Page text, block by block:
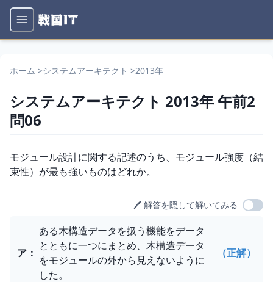
ホーム >システムアーキテクト >2013年
システムアーキテクト 2013年午前2
問06
問題文
モジュール設計に関する記述のうち、モジュール強度（結
束性）が最も強いものはどれか。
🖊️ 解答を隠して解いてみる
選択肢
ア ：
ある木構造データを扱う機能をデータ
とともに一つにまとめ、木構造データ
をモジュールの外から見えないように
した。
（正解）